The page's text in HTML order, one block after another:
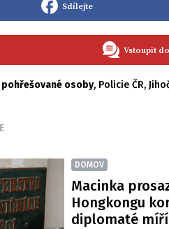
Sdílejte
Vstoupit
pohřešované osoby, Policie ČR,
DOMOV
Macinka
Hongkongu
diplomaté